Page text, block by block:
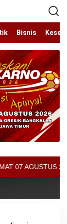
Bisnis
2026 -